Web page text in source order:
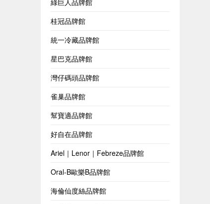
綠巨人品牌館
桂冠品牌館
統一冷藏品牌館
星巴克品牌館
灣仔碼頭品牌館
雀巢品牌館
幫寶適品牌館
好自在品牌館
Ariel｜Lenor｜Febreze品牌館
Oral-B歐樂B品牌館
海倫仙度絲品牌館